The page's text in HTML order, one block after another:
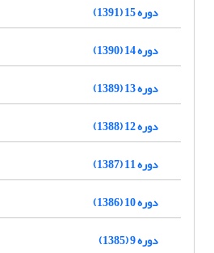
دوره 15 (1391)
دوره 14 (1390)
دوره 13 (1389)
دوره 12 (1388)
دوره 11 (1387)
دوره 10 (1386)
دوره 9 (1385)